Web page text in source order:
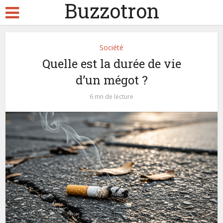
Buzzotron
Société
Quelle est la durée de vie
d’un mégot ?
6 mn de lecture